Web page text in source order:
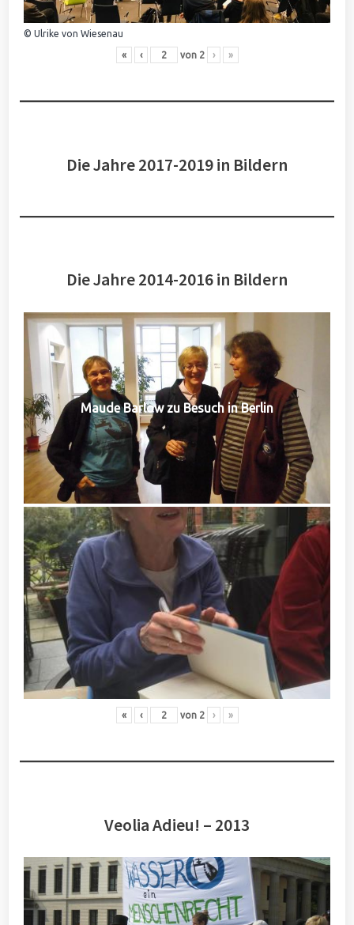
© Ulrike von Wiesenau
« ‹ von 2 › »
Die Jahre 2017-2019 in Bildern
Die Jahre 2014-2016 in Bildern
Maude Barlow zu Besuch in Berlin
« ‹ von 2 › »
Veolia Adieu! – 2013